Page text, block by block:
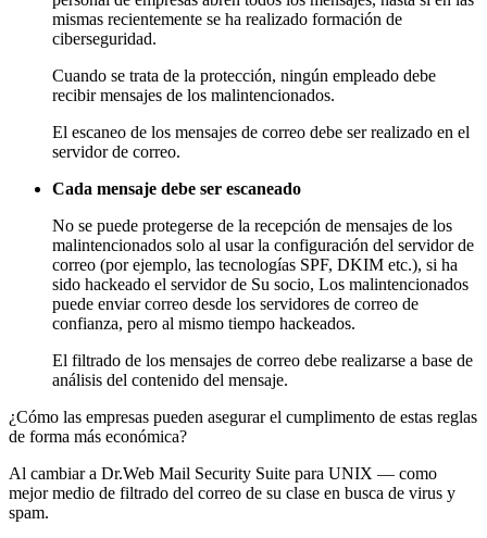
mismas recientemente se ha realizado formación de
ciberseguridad.
Cuando se trata de la protección, ningún empleado debe
recibir mensajes de los malintencionados.
El escaneo de los mensajes de correo debe ser realizado en el
servidor de correo.
Cada mensaje debe ser escaneado
No se puede protegerse de la recepción de mensajes de los
malintencionados solo al usar la configuración del servidor de
correo (por ejemplo, las tecnologías SPF, DKIM etc.), si ha
sido hackeado el servidor de Su socio, Los malintencionados
puede enviar correo desde los servidores de correo de
confianza, pero al mismo tiempo hackeados.
El filtrado de los mensajes de correo debe realizarse a base de
análisis del contenido del mensaje.
¿Cómo las empresas pueden asegurar el cumplimento de estas reglas
de forma más económica?
Al cambiar a Dr.Web Mail Security Suite para UNIX — como
mejor medio de filtrado del correo de su clase en busca de virus y
spam.